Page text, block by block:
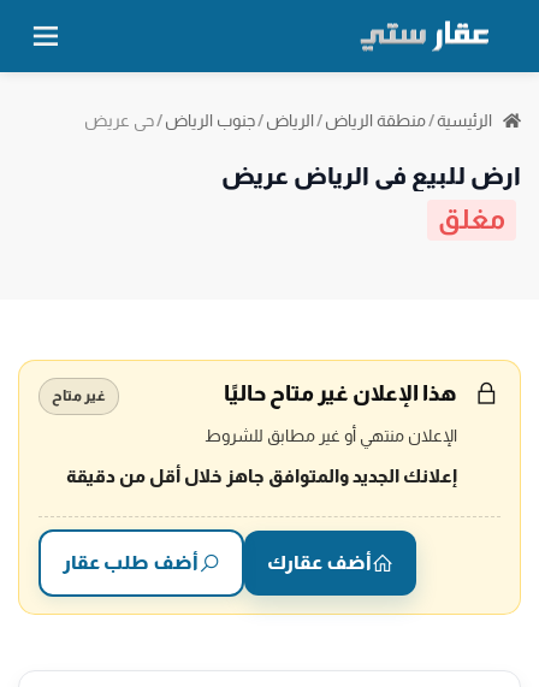
الرئيسية/منطقة الرياض/الرياض/جنوب الرياض/حي عريض
ارض للبيع في الرياض عريض
مغلق
هذا الإعلان غير متاح حاليًا غير متاح
الإعلان منتهي أو غير مطابق للشروط
إعلانك الجديد والمتوافق جاهز خلال أقل من دقيقة
أضف عقارك أضف طلب عقار